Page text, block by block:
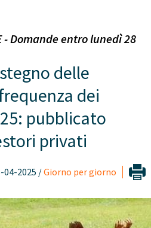
- Domande entro lunedì 28
delle
dei
pubblicato
privati
04-2025 /Giorno per giorno